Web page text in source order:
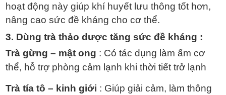
hoạt động này giúp khí huyết lưu thông tốt hơn,
nâng cao sức đề kháng cho cơ thể.
3. Dùng trà thảo dược tăng sức đề kháng :
Trà gừng – mật ong : Có tác dụng làm ấm cơ
thể, hỗ trợ phòng cảm lạnh khi thời tiết trở lạnh
Trà tía tô – kinh giới : Giúp giải cảm, làm thông